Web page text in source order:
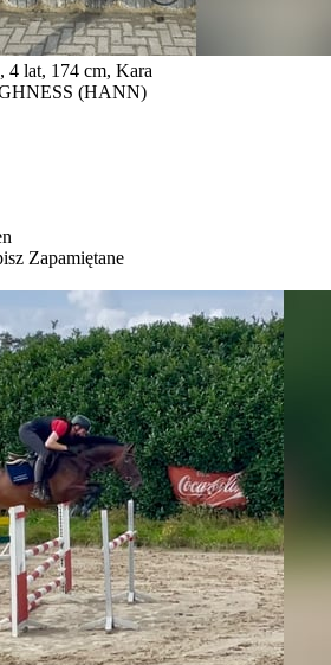
4 lat, 174 cm, Kara
(HANN)
Zapamiętane